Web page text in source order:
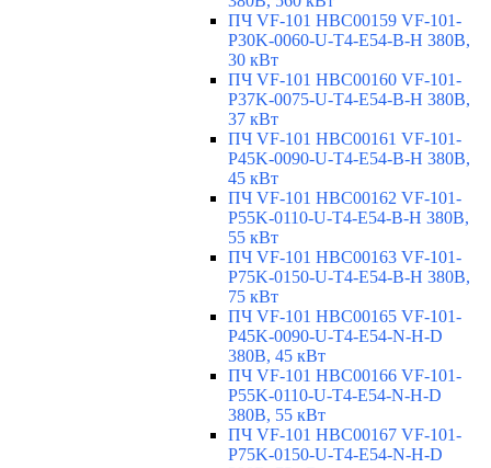
ПЧ VF-101 HBC00159 VF-101-
P30K-0060-U-T4-E54-B-H 380В,
30 кВт
ПЧ VF-101 HBC00160 VF-101-
P37K-0075-U-T4-E54-B-H 380В,
37 кВт
ПЧ VF-101 HBC00161 VF-101-
P45K-0090-U-T4-E54-B-H 380В,
45 кВт
ПЧ VF-101 HBC00162 VF-101-
P55K-0110-U-T4-E54-B-H 380В,
55 кВт
ПЧ VF-101 HBC00163 VF-101-
P75K-0150-U-T4-E54-B-H 380В,
75 кВт
ПЧ VF-101 HBC00165 VF-101-
P45K-0090-U-T4-E54-N-H-D
380В, 45 кВт
ПЧ VF-101 HBC00166 VF-101-
P55K-0110-U-T4-E54-N-H-D
380В, 55 кВт
ПЧ VF-101 HBC00167 VF-101-
P75K-0150-U-T4-E54-N-H-D